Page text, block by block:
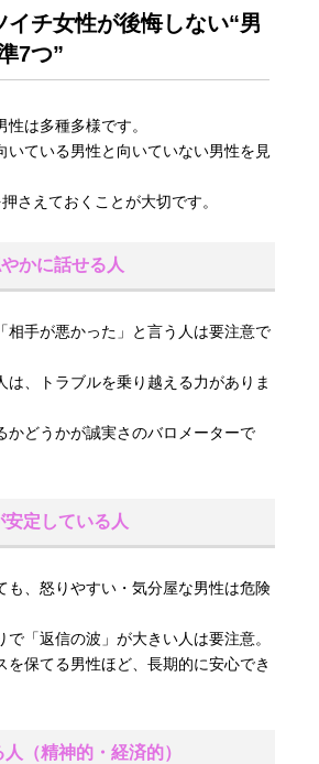
イチ女性が後悔しない“男
7つ”
は多種多様です。
いている男性と向いていない男性を見
さえておくことが大切です。
かに話せる人
相手が悪かった」と言う人は要注意で
は、トラブルを乗り越える力がありま
かどうかが誠実さのバロメーターで
定している人
も、怒りやすい・気分屋な男性は危険
で「返信の波」が大きい人は要注意。
を保てる男性ほど、長期的に安心でき
（精神的・経済的）